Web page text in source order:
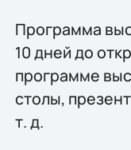
Программа
10 дней до
программе
столы,
т. д.